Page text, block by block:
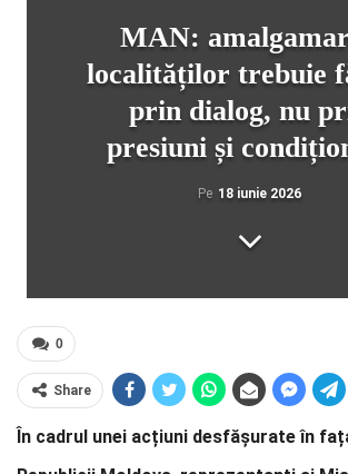
MAN:
localităților trebuie
prin dialog, nu
presiuni și
Pe 18 iunie 2026
0
Share
În cadrul unei acțiuni desfășurate în